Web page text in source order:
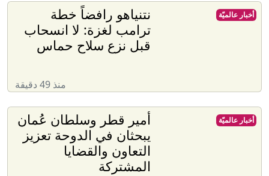
نتنياهو رافضاً خطة
ترامب لغزة: لا انسحاب
قبل نزع سلاح حماس
منذ 49 دقيقة
أخبار عالميّة
أمير قطر وسلطان عُمان
يبحثان في الدوحة تعزيز
التعاون والقضايا
المشتركة
أخبار عالميّة